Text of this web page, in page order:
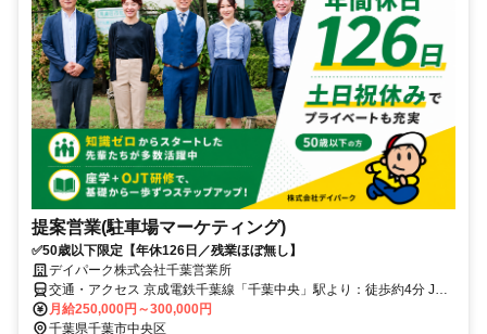
提案営業(駐車場マーケティング)
✅50歳以下限定【年休126日／残業ほぼ無し】
デイパーク株式会社千葉営業所
交通・アクセス 京成電鉄千葉線「千葉中央」駅より：徒歩約4分 JR
線「千葉」駅より：徒歩約6分 京成電鉄千葉線「京成千葉」駅より：
徒歩約5分～7分
月給250,000円～300,000円
千葉県千葉市中央区